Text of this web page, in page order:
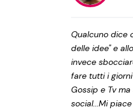
Privacy Policy
Qualcuno dice
delle idee" e
invece
fare tutti i
Gossip e Tv
social...Mi